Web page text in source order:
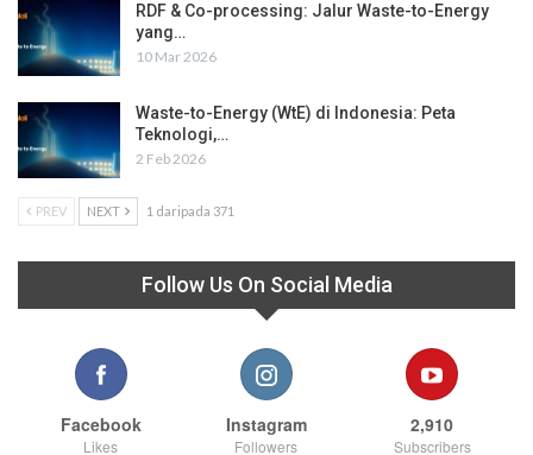
RDF & Co-processing: Jalur Waste-to-Energy
yang…
10 Mar 2026
Waste-to-Energy (WtE) di Indonesia: Peta
Teknologi,…
2 Feb 2026
PREV NEXT 1 daripada 371
Follow Us On Social Media
Facebook
Likes
Instagram
Followers
2,910
Subscribers